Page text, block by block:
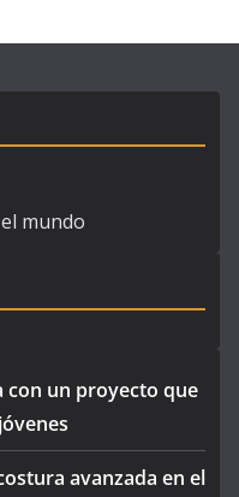
mundo
con un proyecto que
avanzada en el